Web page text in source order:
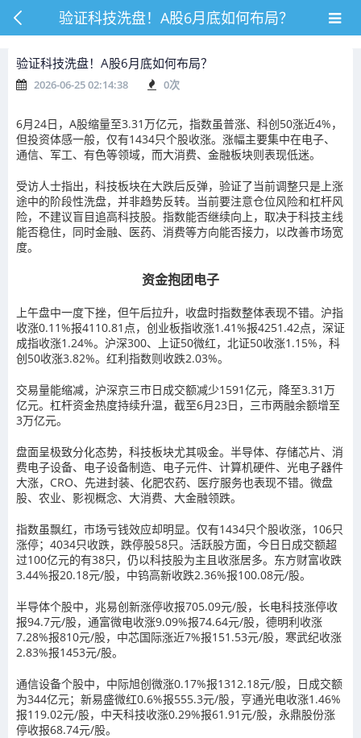
验证科技洗盘！A股6月底如何布局？
验证科技洗盘！A股6月底如何布局？
2026-06-25 02:14:38 0次
6月24日，A股缩量至3.31万亿元，指数虽普涨、科创50涨近4%，
但投资体感一般，仅有1434只个股收涨。涨幅主要集中在电子、
通信、军工、有色等领域，而大消费、金融板块则表现低迷。
受访人士指出，科技板块在大跌后反弹，验证了当前调整只是上涨
途中的阶段性洗盘，并非趋势反转。当前要注意仓位风险和杠杆风
险，不建议盲目追高科技股。指数能否继续向上，取决于科技主线
能否稳住，同时金融、医药、消费等方向能否接力，以改善市场宽
度。
资金抱团电子
上午盘中一度下挫，但午后拉升， 收盘时指数整体表现不错。沪指
收涨0.11%报4110.81点，创业板指收涨1.41%报4251.42点，深证
成指收涨1.24%。沪深300、上证50微红，北证50收涨1.15%，科
创50收涨3.82%。红利指数则收跌2.03%。
交易量能缩减，沪深京三市日成交额减少1591亿元，降至3.31万
亿元。杠杆资金热度持续升温，截至6月23日，三市两融余额增至
3万亿元。
盘面呈极致分化态势，科技板块尤其吸金。半导体、存储芯片、消
费电子设备、电子设备制造、电子元件、计算机硬件、光电子器件
大涨，CRO、先进封装、化肥农药、医疗服务也表现不错。微盘
股、农业、影视概念、大消费、大金融领跌。
指数虽飘红，市场亏钱效应却明显。仅有1434只个股收涨，106只
涨停；4034只收跌，跌停股58只。活跃股方面，今日日成交额超
过100亿元的有38只，仍以科技股为主且收涨居多。东方财富收跌
3.44%报20.18元/股，中钨高新收跌2.36%报100.08元/股。
半导体个股中，兆易创新涨停收报705.09元/股，长电科技涨停收
报94.7元/股，通富微电收涨9.09%报74.64元/股，德明利收涨
7.28%报810元/股，中芯国际涨近7%报151.53元/股，寒武纪收涨
2.83%报1453元/股。
通信设备个股中，中际旭创微涨0.17%报1312.18元/股，日成交额
为344亿元；新易盛微红0.6%报555.3元/股，亨通光电收涨1.46%
报119.02元/股，中天科技收涨0.29%报61.91元/股，永鼎股份涨
停收报68.74元/股。